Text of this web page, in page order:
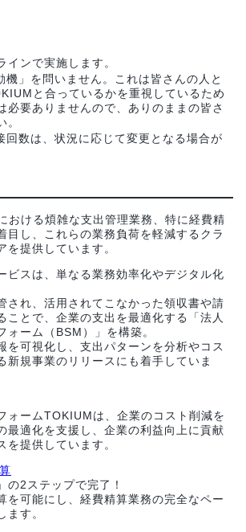
ンで実施します。
」を問いません。これは皆さんの人と
と合っているかを重視しているため
必要ありませんので、ありのままの皆さ
。
数は、状況に応じて変更となる場合が
おける煩雑な支出管理業務、特に経費精
目し、これらの業務負荷を軽減するクラ
を提供しています。
ビスは、単なる業務効率化やデジタル化
され、活用されてこなかった領収書や請
ことで、企業の支出を最適化する「法人
ォーム（BSM）」を構築。
を可視化し、支出パターンを分析やコス
新規事業のリリースにも着手していま
ォームTOKIUMは、企業のコスト削減を
最適化を支援し、企業の利益向上に貢献
を提供しています。
の2ステップで完了！
を可能にし、経費精算業務の完全なペー
ます。